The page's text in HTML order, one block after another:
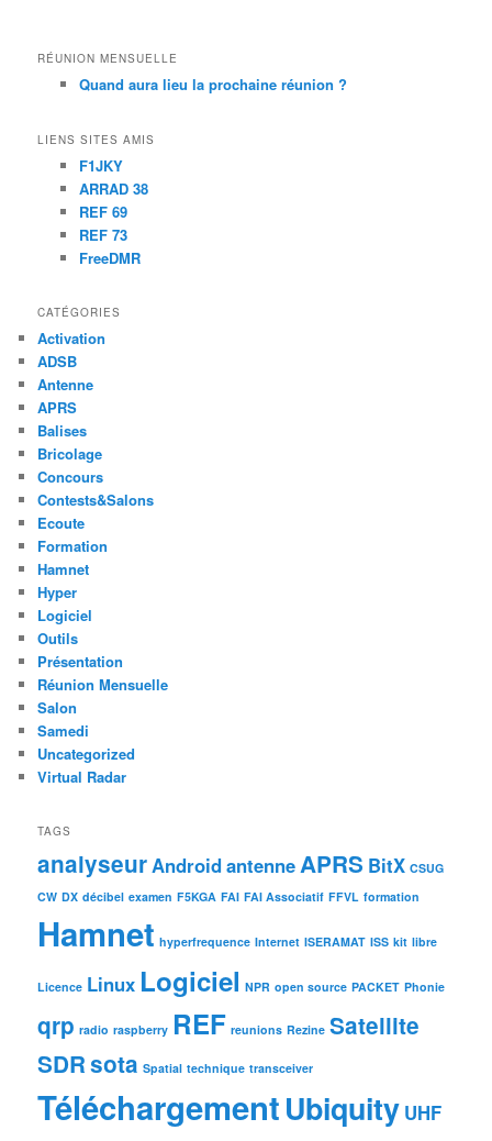
RÉUNION MENSUELLE
Quand aura lieu la prochaine réunion ?
LIENS SITES AMIS
F1JKY
ARRAD 38
REF 69
REF 73
FreeDMR
CATÉGORIES
Activation
ADSB
Antenne
APRS
Balises
Bricolage
Concours
Contests&Salons
Ecoute
Formation
Hamnet
Hyper
Logiciel
Outils
Présentation
Réunion Mensuelle
Salon
Samedi
Uncategorized
Virtual Radar
TAGS
analyseurAndroidantenneAPRS BitX CSUG
CW DX décibel examen F5KGA FAI FAI Associatif FFVL formation
Hamnet hyperfrequence Internet ISERAMAT ISS kit libre
Licence Linux Logiciel NPR open source PACKET Phonie
qrp radio raspberry REF reunions Rezine Satellite
SDRsota Spatial technique transceiver
TéléchargementUbiquity UHF